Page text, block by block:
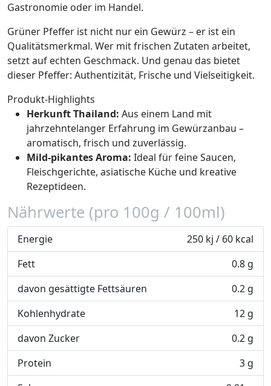
Gastronomie oder im Handel.
Grüner Pfeffer ist nicht nur ein Gewürz – er ist ein
Qualitätsmerkmal. Wer mit frischen Zutaten arbeitet,
setzt auf echten Geschmack. Und genau das bietet
dieser Pfeffer: Authentizität, Frische und Vielseitigkeit.
Produkt-Highlights
Herkunft Thailand: Aus einem Land mit
jahrzehntelanger Erfahrung im Gewürzanbau –
aromatisch, frisch und zuverlässig.
Mild-pikantes Aroma: Ideal für feine Saucen,
Fleischgerichte, asiatische Küche und kreative
Rezeptideen.
Nährwerte (pro 100g / 100ml)
Energie
250 kj / 60 kcal
Fett
0.8 g
davon gesättigte Fettsäuren
0.2 g
Kohlenhydrate
12 g
davon Zucker
0.2 g
Protein
3 g